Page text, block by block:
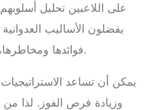
على اللاعبين تحليل
يفضلون الأساليب
فوائدها ومخاطرها، لذا من الضروري فهمها جيدًا.
يمكن أن تساعد
وزيادة فرص الفوز. لذا من